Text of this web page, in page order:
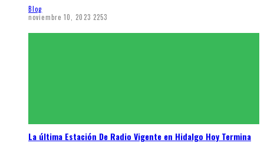
Blog
noviembre 10, 2023 2253
La última Estación De Radio Vigente en Hidalgo Hoy Termina